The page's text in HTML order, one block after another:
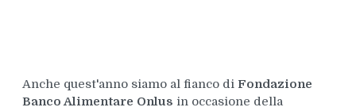
Anche quest'anno siamo al fianco di Fondazione
Banco Alimentare Onlus in occasione della